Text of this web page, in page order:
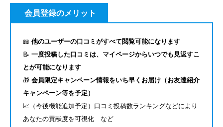
会員登録のメリット
📖 他のユーザーの口コミがすべて閲覧可能になります
📝 一度投稿した口コミは、マイページからいつでも見返すこ
とが可能になります
🎁 会員限定キャンペーン情報をいち早くお届け（お友達紹介
キャンペーン等を予定）
📈（今後機能追加予定）口コミ投稿数ランキングなどにより
あなたの貢献度を可視化 など